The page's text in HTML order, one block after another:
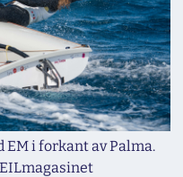
i forkant av Palma.